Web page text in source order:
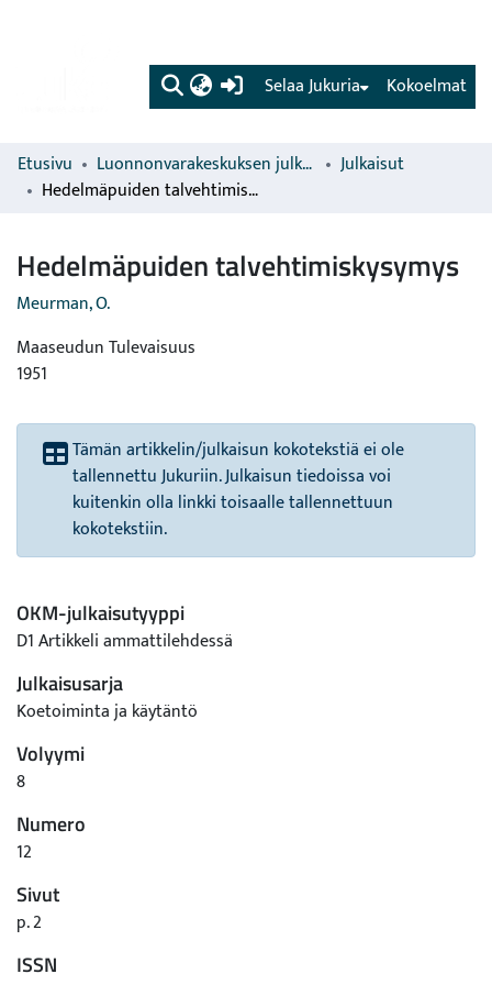
(current) Kokoelmat
Selaa Jukuria
Etusivu Luonnonvarakeskuksen julkaisut
Julkaisut
Hedelmäpuiden talvehtimiskysymys
Hedelmäpuiden talvehtimiskysymys
Meurman, O.
Maaseudun Tulevaisuus
1951
Tämän artikkelin/julkaisun kokotekstiä ei ole
tallennettu Jukuriin. Julkaisun tiedoissa voi
kuitenkin olla linkki toisaalle tallennettuun
kokotekstiin.
OKM-julkaisutyyppi
D1 Artikkeli ammattilehdessä
Julkaisusarja
Koetoiminta ja käytäntö
Volyymi
8
Numero
12
Sivut
p. 2
ISSN